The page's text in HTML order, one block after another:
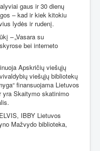
gaus ir 30 dienų
– kad ir kiek kitokiu
lydės ir rudenį.
– „Vasara su
bei interneto
Apskričių viešųjų
viešųjų bibliotekų
finansuojama Lietuvos
yra Skaitymo skatinimo
IBBY Lietuvos
Mažvydo biblioteka,